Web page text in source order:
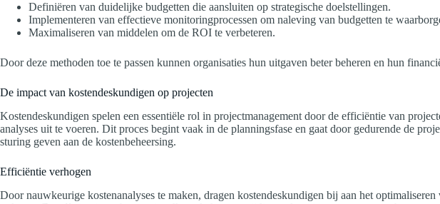
Definiëren van duidelijke budgetten die aansluiten op strategische doelstellingen.
Implementeren van effectieve monitoringprocessen om naleving van budgetten te
Maximaliseren van middelen om de ROI te verbeteren.
Door deze methoden toe te passen kunnen organisaties hun uitgaven beter beheren en hun
De impact van kostendeskundigen op projecten
Kostendeskundigen spelen een essentiële rol in projectmanagement door de efficiëntie van
analyses uit te voeren. Dit proces begint vaak in de planningsfase en gaat door gedurende de
sturing geven aan de kostenbeheersing.
Efficiëntie verhogen
Door nauwkeurige kostenanalyses te maken, dragen kostendeskundigen bij aan het